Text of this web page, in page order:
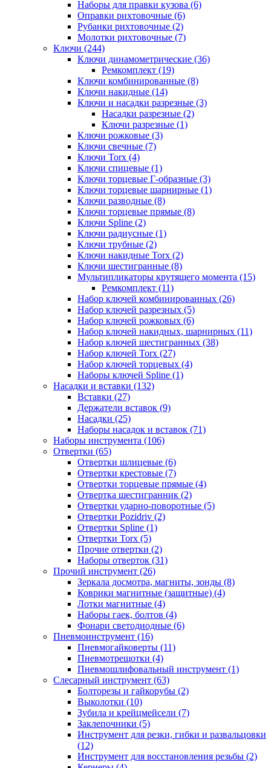
Наборы для правки кузова (6)
Оправки рихтовочные (6)
Рубанки рихтовочные (2)
Молотки рихтовочные (7)
Ключи (244)
Ключи динамометрические (36)
Ремкомплект (19)
Ключи комбинированные (8)
Ключи накидные (14)
Ключи и насадки разрезные (3)
Насадки разрезные (2)
Ключи разрезные (1)
Ключи рожковые (3)
Ключи свечные (7)
Ключи Torx (4)
Ключи спицевые (1)
Ключи торцевые Г-образные (3)
Ключи торцевые шарнирные (1)
Ключи разводные (8)
Ключи торцевые прямые (8)
Ключи Spline (2)
Ключи радиусные (1)
Ключи трубные (2)
Ключи накидные Torx (2)
Ключи шестигранные (8)
Мультипликаторы крутящего момента (15)
Ремкомплект (11)
Набор ключей комбинированных (26)
Набор ключей разрезных (5)
Набор ключей рожковых (6)
Набор ключей накидных, шарнирных (11)
Набор ключей шестигранных (38)
Набор ключей Torx (27)
Набор ключей торцевых (4)
Наборы ключей Spline (1)
Насадки и вставки (132)
Вставки (27)
Держатели вставок (9)
Насадки (25)
Наборы насадок и вставок (71)
Наборы инструмента (106)
Отвертки (65)
Отвертки шлицевые (6)
Отвертки крестовые (7)
Отвертки торцевые прямые (4)
Отвертка шестигранник (2)
Отвертки ударно-поворотные (5)
Отвертки Pozidriv (2)
Отвертки Spline (1)
Отвертки Torx (5)
Прочие отвертки (2)
Наборы отверток (31)
Прочий инструмент (26)
Зеркала досмотра, магниты, зонды (8)
Коврики магнитные (защитные) (4)
Лотки магнитные (4)
Наборы гаек, болтов (4)
Фонари светодиодные (6)
Пневмоинструмент (16)
Пневмогайковерты (11)
Пневмотрещотки (4)
Пневмошлифовальный инструмент (1)
Слесарный инструмент (63)
Болторезы и гайкорубы (2)
Выколотки (10)
Зубила и крейцмейсели (7)
Заклепочники (5)
Инструмент для резки, гибки и развальцовки
(12)
Инструмент для восстановления резьбы (2)